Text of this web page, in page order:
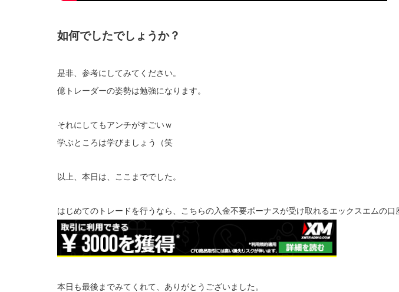
如何でしたでしょうか？
是非、参考にしてみてください。
億トレーダーの姿勢は勉強になります。
それにしてもアンチがすごいｗ
学ぶところは学びましょう（笑
以上、本日は、ここまででした。
はじめてのトレードを行うなら、こちらの入金不要ボーナスが受け取れるエックスエムの口
本日も最後までみてくれて、ありがとうございました。